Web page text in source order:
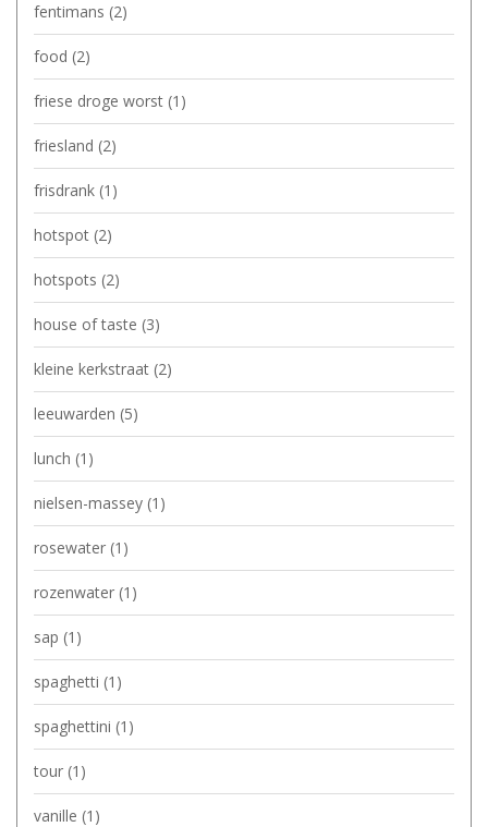
fentimans (2)
food (2)
friese droge worst (1)
friesland (2)
frisdrank (1)
hotspot (2)
hotspots (2)
house of taste (3)
kleine kerkstraat (2)
leeuwarden (5)
lunch (1)
nielsen-massey (1)
rosewater (1)
rozenwater (1)
sap (1)
spaghetti (1)
spaghettini (1)
tour (1)
vanille (1)